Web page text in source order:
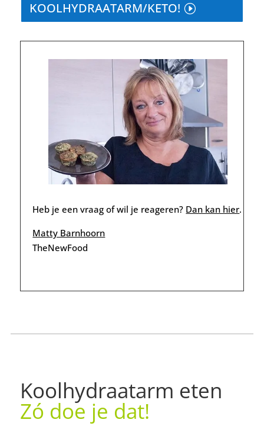
KOOLHYDRAATARM/KETO!
Heb je een vraag of wil je reageren? Dan kan hier.
Matty Barnhoorn
TheNewFood
Koolhydraatarm eten
Zó doe je dat!